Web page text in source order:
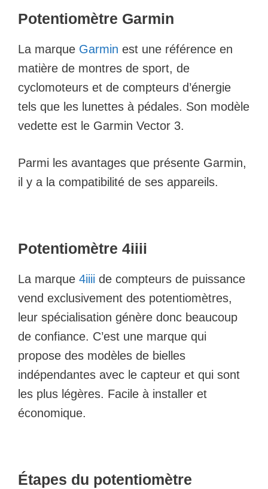
Potentiomètre Garmin
La marque Garmin est une référence en
matière de montres de sport, de
cyclomoteurs et de compteurs d’énergie
tels que les lunettes à pédales. Son modèle
vedette est le Garmin Vector 3.
Parmi les avantages que présente Garmin,
il y a la compatibilité de ses appareils.
Potentiomètre 4iiii
La marque 4iiii de compteurs de puissance
vend exclusivement des potentiomètres,
leur spécialisation génère donc beaucoup
de confiance. C’est une marque qui
propose des modèles de bielles
indépendantes avec le capteur et qui sont
les plus légères. Facile à installer et
économique.
Étapes du potentiomètre